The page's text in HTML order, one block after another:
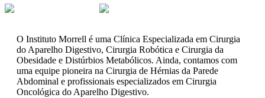
O Instituto Morrell é uma Clínica Especializada em Cirurgia
do Aparelho Digestivo, Cirurgia Robótica e Cirurgia da
Obesidade e Distúrbios Metabólicos. Ainda, contamos com
uma equipe pioneira na Cirurgia de Hérnias da Parede
Abdominal e profissionais especializados em Cirurgia
Oncológica do Aparelho Digestivo.